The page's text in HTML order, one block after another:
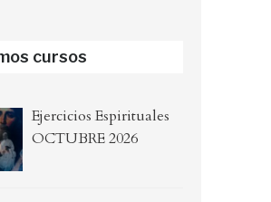
cursos
Ejercicios Espirituales
OCTUBRE 2026